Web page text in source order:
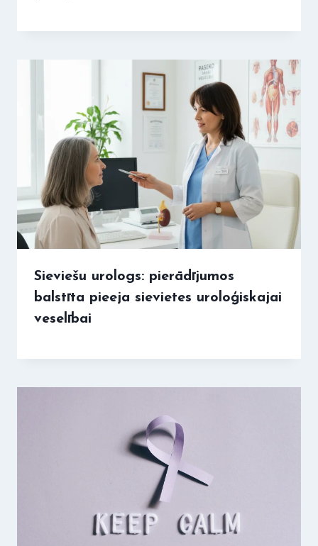
Sieviešu urologs: pierādījumos
balstīta pieeja sievietes uroloģiskajai
veselībai